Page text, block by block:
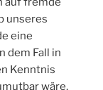
unseres
eine
dem Fall in
Kenntnis
wäre,